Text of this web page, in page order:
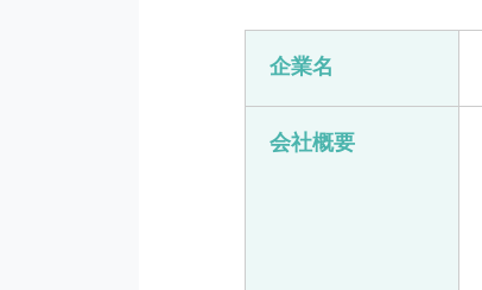
企業名
会社概要